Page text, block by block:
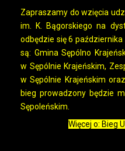
Zapraszamy do wzięcia
im. K. Bągorskiego na
odbędzie się 6
są: Gmina Sępólno
w Sępólnie Krajeńskim,
w Sępólnie Krajeńskim
bieg prowadzony będzie
Sępoleńskim.
Więcej o: Bieg